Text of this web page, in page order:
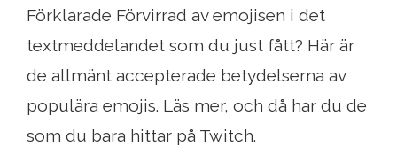
Förklarade Förvirrad av emojisen i det
textmeddelandet som du just fått? Här är
de allmänt accepterade betydelserna av
populära emojis. Läs mer, och då har du de
som du bara hittar på Twitch.